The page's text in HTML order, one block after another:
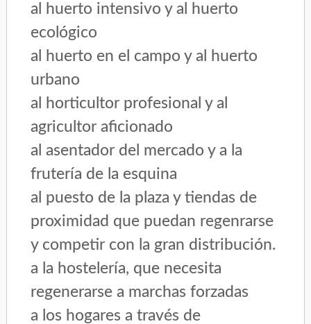
al huerto intensivo y al huerto
ecológico
al huerto en el campo y al huerto
urbano
al horticultor profesional y al
agricultor aficionado
al asentador del mercado y a la
frutería de la esquina
al puesto de la plaza y tiendas de
proximidad que puedan regenrarse
y competir con la gran distribución.
a la hostelería, que necesita
regenerarse a marchas forzadas
a los hogares a través de